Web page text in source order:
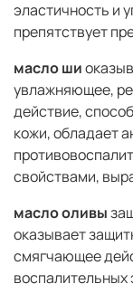
эластичность и
препятствует
масло ши
увлажняющее,
действие,
кожи, обладает
свойствами,
масло оливы
оказывает
смягчающее
воспалительных